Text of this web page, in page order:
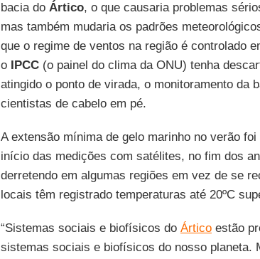
bacia do Ártico, o que causaria problemas
mas também mudaria os padrões
que o regime de ventos na região é controlado
o IPCC(o painel do clima da ONU) tenha
atingido o ponto de virada, o monitoramento da
cientistas de cabelo em pé.
A extensão mínima de gelo marinho no verão
início das medições com satélites, no fim dos
derretendo em algumas regiões em vez de se
locais têm registrado temperaturas até 20ºC
“Sistemas sociais e biofísicos do Árticoestão
sistemas sociais e biofísicos do nosso planeta.